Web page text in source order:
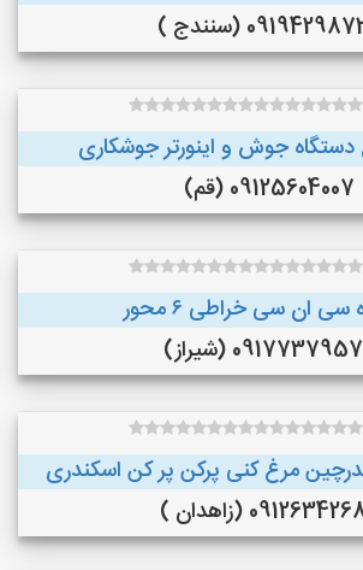
(سنندج )
جوش و اینورتر جوشکاری
09125604007 (قم)
ان سی خراطی ۶ محور
(شیراز)
مرغ کنی پرکن پر کن اسکندری
(زاهدان )